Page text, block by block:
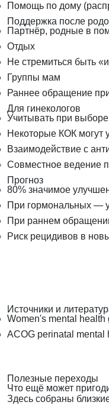
Помощь по дому
Поддержка после
Партнёр, родные в
Отдых
Не стремиться быть
Группы мам
Раннее обращение
Для гинекологов
Учитывать при
Некоторые КОК могут
Взаимодействие с
Совместное ведение
Прогноз
80% значимое
При гормональных —
При раннем
Риск рецидивов в
Источники и
Women's mental health
ACOG perinatal mental
Полезные переходы
Что ещё может
Здесь собраны